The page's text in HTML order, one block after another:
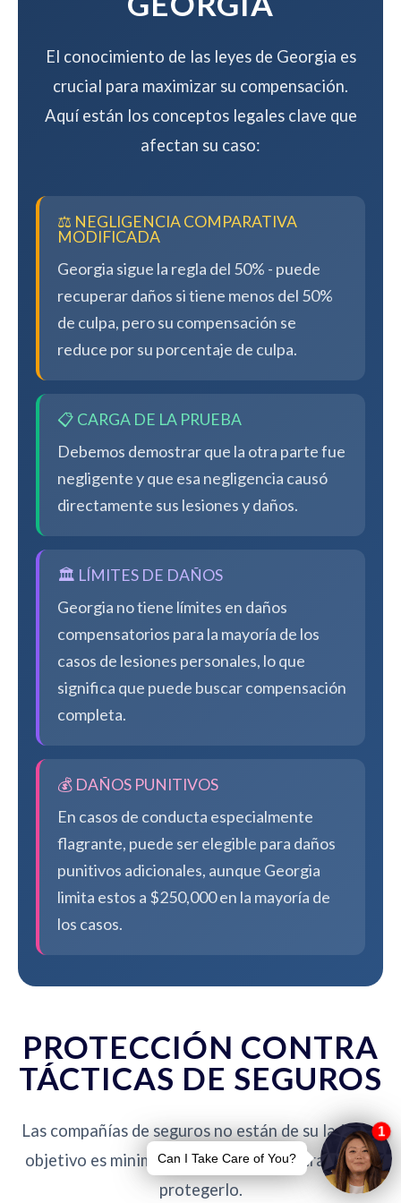
El conocimiento de las leyes de Georgia es
crucial para maximizar su compensación.
Aquí están los conceptos legales clave que
afectan su caso:
⚖️ NEGLIGENCIA COMPARATIVA
MODIFICADA
Georgia sigue la regla del 50% - puede
recuperar daños si tiene menos del 50%
de culpa, pero su compensación se
reduce por su porcentaje de culpa.
📋 CARGA DE LA PRUEBA
Debemos demostrar que la otra parte fue
negligente y que esa negligencia causó
directamente sus lesiones y daños.
🏛️ LÍMITES DE DAÑOS
Georgia no tiene límites en daños
compensatorios para la mayoría de los
casos de lesiones personales, lo que
significa que puede buscar compensación
completa.
💰 DAÑOS PUNITIVOS
En casos de conducta especialmente
flagrante, puede ser elegible para daños
punitivos adicionales, aunque Georgia
limita estos a $250,000 en la mayoría de
los casos.
PROTECCIÓN CONTRA
TÁCTICAS DE SEGUROS
Las compañías de seguros no están de su lado. Su
objetivo es minimizar pagos - nuestro trabajo es
protegerlo.